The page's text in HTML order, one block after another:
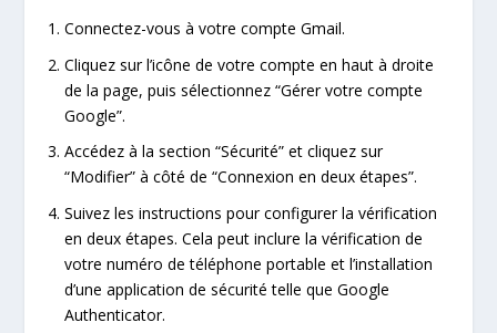
Connectez-vous à votre compte Gmail.
Cliquez sur l’icône de votre compte en haut à droite
de la page, puis sélectionnez “Gérer votre compte
Google”.
Accédez à la section “Sécurité” et cliquez sur
“Modifier” à côté de “Connexion en deux étapes”.
Suivez les instructions pour configurer la vérification
en deux étapes. Cela peut inclure la vérification de
votre numéro de téléphone portable et l’installation
d’une application de sécurité telle que Google
Authenticator.